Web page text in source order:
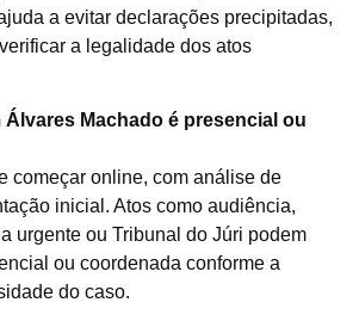
a evitar declarações precipitadas,
a legalidade dos atos
Álvares Machado é presencial ou
começar online, com análise de
inicial. Atos como audiência,
urgente ou Tribunal do Júri podem
ou coordenada conforme a
do caso.